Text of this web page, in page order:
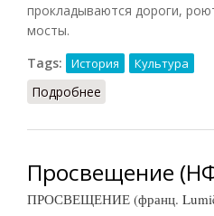
прокладываются дороги,
мосты.
Tags:
История Культура
Подробнее
Просвещение
ПРОСВЕЩЕНИЕ (франц.